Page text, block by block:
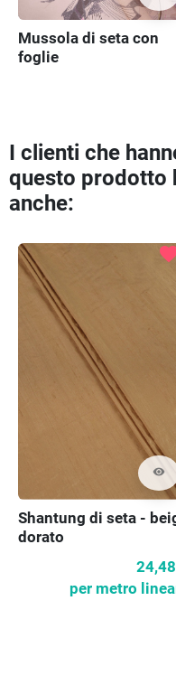
Mussola di seta con
foglie
I clienti che
questo prodotto
anche:
visibility
Shantung di seta -
dorato
per metro